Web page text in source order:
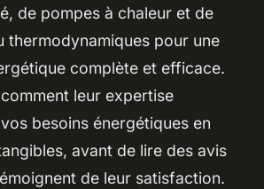
de pompes à chaleur et de
thermodynamiques pour une
complète et efficace.
leur expertise
besoins énergétiques en
avant de lire des avis
de leur satisfaction.